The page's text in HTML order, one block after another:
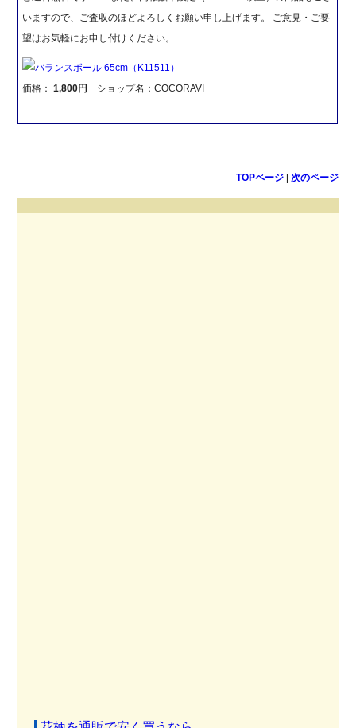
いますので、ご査収のほどよろしくお願い申し上げます。 ご意見・ご要
望はお気軽にお申し付けください。
バランスボール 65cm（K11511）
価格：1,800円 ショップ名：COCORAVI
TOPページ| 次のページ